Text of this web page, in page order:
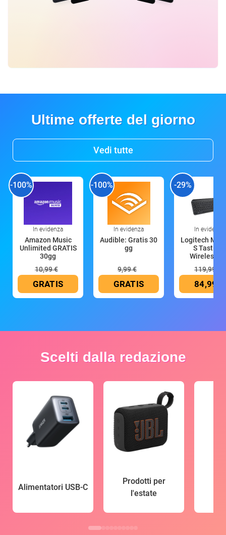
Ultime offerte del giorno
Vedi tutte
-100%
In evidenza
Amazon Music
Unlimited GRATIS
30gg
10,99 €
GRATIS
-100%
In evidenza
Audible: Gratis 30
gg
9,99 €
GRATIS
-29%
In evidenza
Logitech MX
S Tastiera
Wireless
119,99 €
84,99 €
Scelti dalla redazione
Alimentatori USB-C
Prodotti per
l'estate